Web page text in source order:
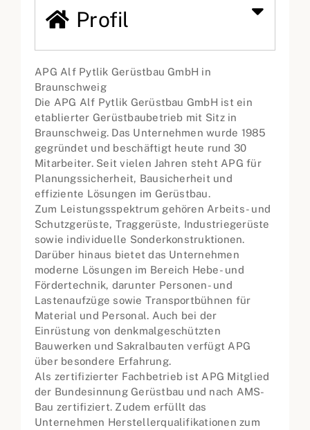
Profil
APG Alf Pytlik Gerüstbau GmbH in
Braunschweig
Die APG Alf Pytlik Gerüstbau GmbH ist ein
etablierter Gerüstbaubetrieb mit Sitz in
Braunschweig. Das Unternehmen wurde 1985
gegründet und beschäftigt heute rund 30
Mitarbeiter. Seit vielen Jahren steht APG für
Planungssicherheit, Bausicherheit und
effiziente Lösungen im Gerüstbau.
Zum Leistungsspektrum gehören Arbeits- und
Schutzgerüste, Traggerüste, Industriegerüste
sowie individuelle Sonderkonstruktionen.
Darüber hinaus bietet das Unternehmen
moderne Lösungen im Bereich Hebe- und
Fördertechnik, darunter Personen- und
Lastenaufzüge sowie Transportbühnen für
Material und Personal. Auch bei der
Einrüstung von denkmalgeschützten
Bauwerken und Sakralbauten verfügt APG
über besondere Erfahrung.
Als zertifizierter Fachbetrieb ist APG Mitglied
der Bundesinnung Gerüstbau und nach AMS-
Bau zertifiziert. Zudem erfüllt das
Unternehmen Herstellerqualifikationen zum